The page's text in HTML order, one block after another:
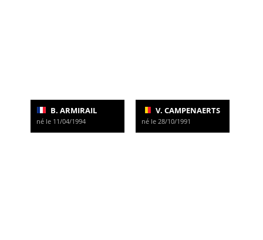
B. ARMIRAIL
né le 11/04/1994
V. CAMPENAERTS
né le 28/10/1991